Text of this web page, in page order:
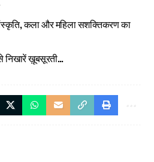
कला और महिला सशक्तिकरण का
निखारें ख़ूबसूरती…